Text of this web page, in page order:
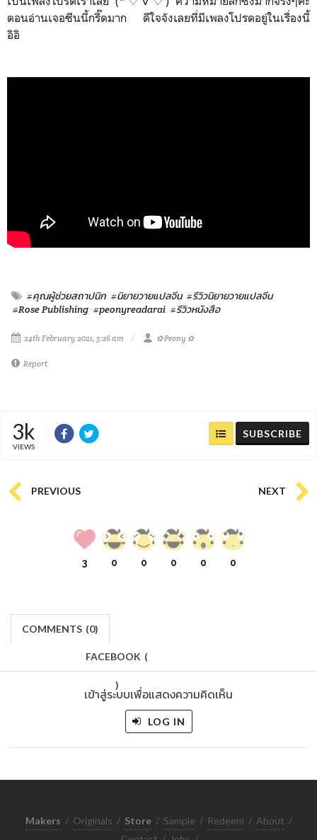
ตอนอ่านเจอซีนนี้กรี๊ดมาก ดีใจจังเลยที่มีเพลงโปรดอยู่ในเรื่องนี้
อิอิ
#คุณผู้ช่วยสถาปนิก #นิยายวายแปลจีน #รีวิวนิยายวายแปลจีน
#Rose Publishing #peonyreadarai #รีวิวหนังสือ
24th February 2021, 5:26 am ✿ Peony ✿
Report
3k
VIEWS
SUBSCRIBE
PREVIOUS NEXT
3 0 0 0 0 0
COMMENTS (0)
FACEBOOK (
)
เข้าสู่ระบบเพื่อแสดงความคิดเห็น
LOG IN
Makers / Originals / Store / Sample / Redeem / About /